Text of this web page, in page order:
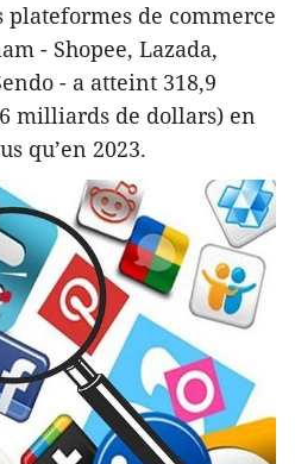
plateformes de commerce
- Shopee, Lazada,
- a atteint 318,9
milliards de dollars) en
qu’en 2023.